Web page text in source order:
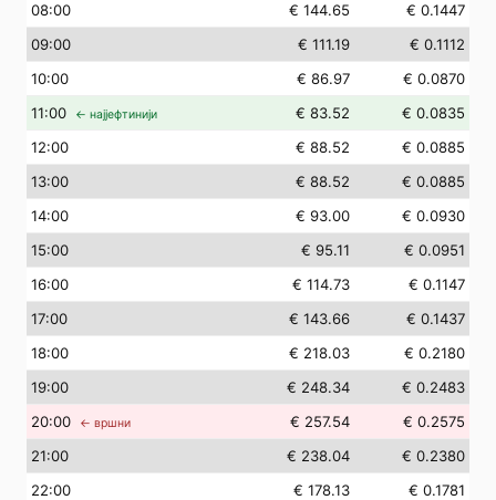
08:00 € 144.65
€ 0.1447
09:00 € 111.19
€ 0.1112
10:00 € 86.97
€ 0.0870
11:00 ← најјефтинији € 83.52
€ 0.0835
12:00 € 88.52
€ 0.0885
13:00 € 88.52
€ 0.0885
14:00 € 93.00
€ 0.0930
15:00 € 95.11
€ 0.0951
16:00 € 114.73
€ 0.1147
17:00 € 143.66
€ 0.1437
18:00 € 218.03
€ 0.2180
19:00 € 248.34
€ 0.2483
20:00 ← вршни € 257.54
€ 0.2575
21:00 € 238.04
€ 0.2380
22:00 € 178.13
€ 0.1781